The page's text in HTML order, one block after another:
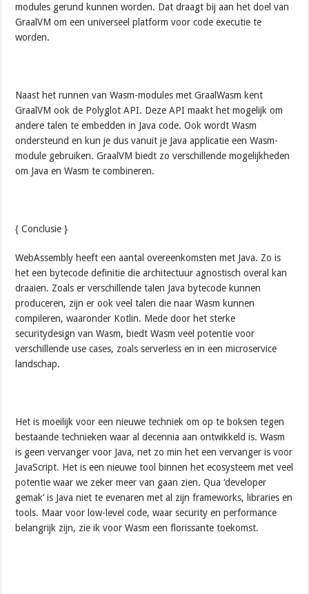
modules gerund kunnen worden. Dat draagt bij aan het doel van
GraalVM om een universeel platform voor code executie te
worden.
Naast het runnen van Wasm-modules met GraalWasm kent
GraalVM ook de Polyglot API. Deze API maakt het mogelijk om
andere talen te embedden in Java code. Ook wordt Wasm
ondersteund en kun je dus vanuit je Java applicatie een Wasm-
module gebruiken. GraalVM biedt zo verschillende mogelijkheden
om Java en Wasm te combineren.
{ Conclusie }
WebAssembly heeft een aantal overeenkomsten met Java. Zo is
het een bytecode definitie die architectuur agnostisch overal kan
draaien. Zoals er verschillende talen Java bytecode kunnen
produceren, zijn er ook veel talen die naar Wasm kunnen
compileren, waaronder Kotlin. Mede door het sterke
securitydesign van Wasm, biedt Wasm veel potentie voor
verschillende use cases, zoals serverless en in een microservice
landschap.
Het is moeilijk voor een nieuwe techniek om op te boksen tegen
bestaande technieken waar al decennia aan ontwikkeld is. Wasm
is geen vervanger voor Java, net zo min het een vervanger is voor
JavaScript. Het is een nieuwe tool binnen het ecosysteem met veel
potentie waar we zeker meer van gaan zien. Qua ‘developer
gemak’ is Java niet te evenaren met al zijn frameworks, libraries en
tools. Maar voor low-level code, waar security en performance
belangrijk zijn, zie ik voor Wasm een florissante toekomst.